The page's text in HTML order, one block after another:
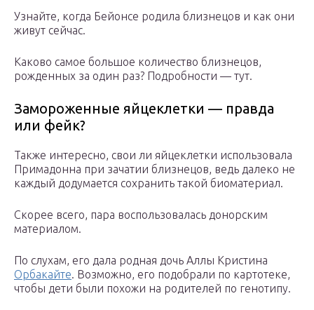
Узнайте, когда Бейонсе родила близнецов и как они
живут сейчас.
Каково самое большое количество близнецов,
рожденных за один раз? Подробности — тут.
Замороженные яйцеклетки — правда
или фейк?
Также интересно, свои ли яйцеклетки использовала
Примадонна при зачатии близнецов, ведь далеко не
каждый додумается сохранить такой биоматериал.
Скорее всего, пара воспользовалась донорским
материалом.
По слухам, его дала родная дочь Аллы Кристина
Орбакайте. Возможно, его подобрали по картотеке,
чтобы дети были похожи на родителей по генотипу.